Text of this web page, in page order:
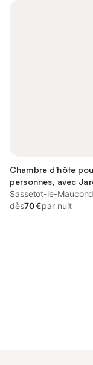
Chambre d’hôte
personnes, avec
Sassetot-le-
dès70 €par nuit